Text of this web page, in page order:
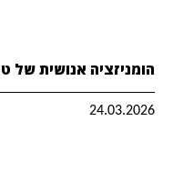
הומניזציה אנושית של
24.03.2026